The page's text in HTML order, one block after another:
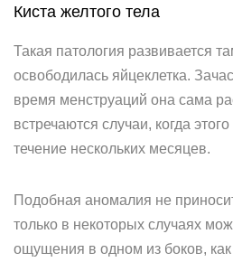
Киста желтого тела
Такая патология развивается
освободилась яйцеклетка.
время менструаций она сама
встречаются случаи, когда
течение нескольких месяцев.
Подобная аномалия не
только в некоторых случаях
ощущения в одном из боков, как